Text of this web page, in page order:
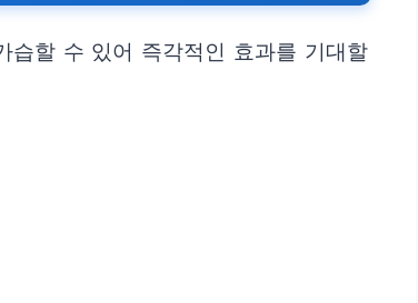
습할 수 있어 즉각적인 효과를 기대할